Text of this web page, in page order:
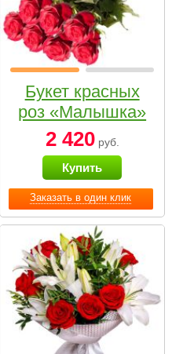
Заказать в один клик
Букет красных
роз «Малышка»
2 420руб.
Купить